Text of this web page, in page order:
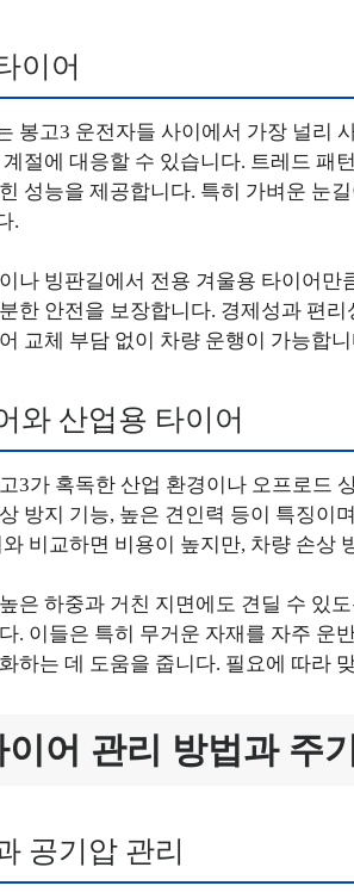
이어
봉고3 운전자들 사이에서 가장 널리
절에 대응할 수 있습니다. 트레드 패
성능을 제공합니다. 특히 가벼운 눈
.
나 빙판길에서 전용 겨울용 타이어만
한 안전을 보장합니다. 경제성과 편
교체 부담 없이 차량 운행이 가능합
와 산업용 타이어
3가 혹독한 산업 환경이나 오프로드
방지 기능, 높은 견인력 등이 특징이
비교하면 비용이 높지만, 차량 손상
은 하중과 거친 지면에도 견딜 수 있
. 이들은 특히 무거운 자재를 자주 운
하는 데 도움을 줍니다. 필요에 따라
어 관리 방법과 주기
공기압 관리